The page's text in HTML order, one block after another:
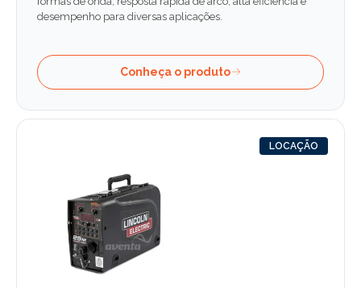
desempenho para diversas aplicações.
Conheça o produto
LOCAÇÃO